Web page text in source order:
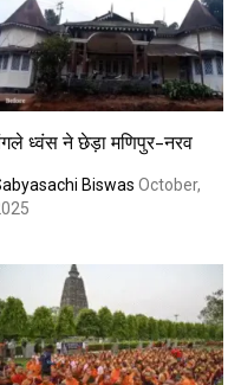
ध्वंस ने छेड़ा मणिपुर-नरव
Biswas October,